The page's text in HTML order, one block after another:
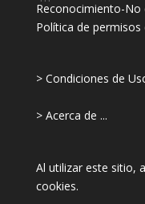
Reconocimiento-No
Política de
> Condiciones de
> Acerca de ...
Al utilizar este sitio,
cookies.